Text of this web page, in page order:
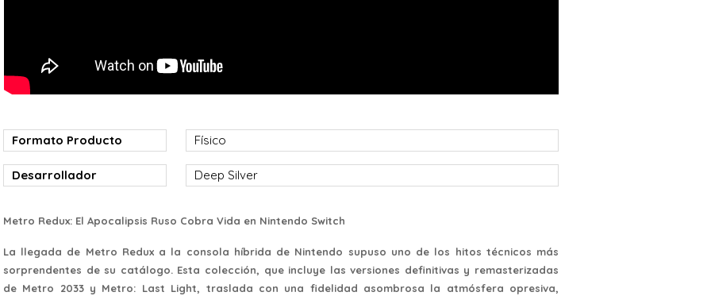
Formato Producto Físico
Desarrollador Deep Silver
Metro Redux: El Apocalipsis Ruso Cobra Vida en Nintendo Switch
La llegada de Metro Redux a la consola híbrida de Nintendo supuso uno de los hitos técnicos más
sorprendentes de su catálogo. Esta colección, que incluye las versiones definitivas y remasterizadas
de Metro 2033 y Metro: Last Light, traslada con una fidelidad asombrosa la atmósfera opresiva,